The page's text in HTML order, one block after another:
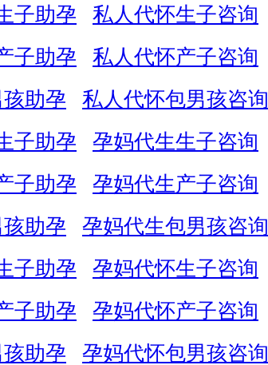
子助孕
私人代怀生子咨询
子助孕
私人代怀产子咨询
助孕
私人代怀包男孩咨询
子助孕
孕妈代生生子咨询
子助孕
孕妈代生产子咨询
助孕
孕妈代生包男孩咨询
子助孕
孕妈代怀生子咨询
子助孕
孕妈代怀产子咨询
助孕
孕妈代怀包男孩咨询